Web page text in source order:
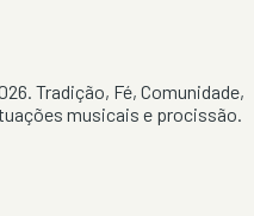
Tradição, Fé, Comunidade,
musicais e procissão.